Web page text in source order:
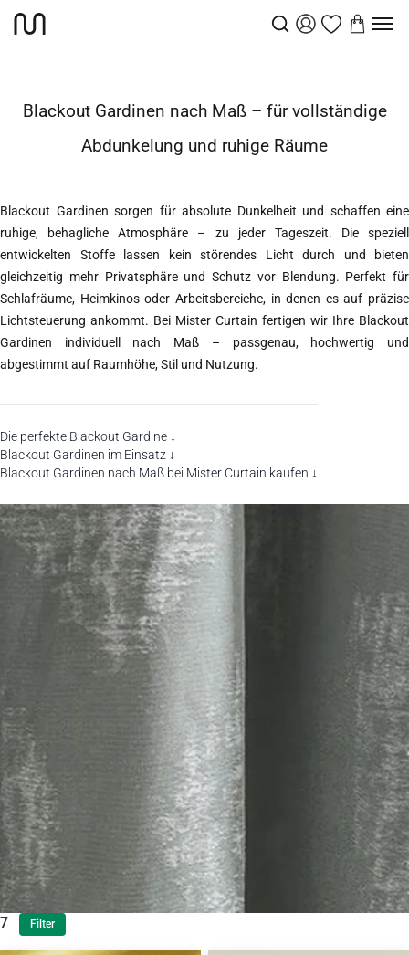
Startseite
Gardinen
Blackout Gardinen nach Maß – für vollständige
Abdunkelung und ruhige Räume
Blackout Gardinen sorgen für absolute Dunkelheit und schaffen eine
ruhige, behagliche Atmosphäre – zu jeder Tageszeit. Die speziell
entwickelten Stoffe lassen kein störendes Licht durch und bieten
gleichzeitig mehr Privatsphäre und Schutz vor Blendung. Perfekt für
Schlafräume, Heimkinos oder Arbeitsbereiche, in denen es auf präzise
Lichtsteuerung ankommt. Bei Mister Curtain fertigen wir Ihre Blackout
Gardinen individuell nach Maß – passgenau, hochwertig und
abgestimmt auf Raumhöhe, Stil und Nutzung.
Die perfekte Blackout Gardine ↓
Blackout Gardinen im Einsatz ↓
Blackout Gardinen nach Maß bei Mister Curtain kaufen ↓
7 Filter